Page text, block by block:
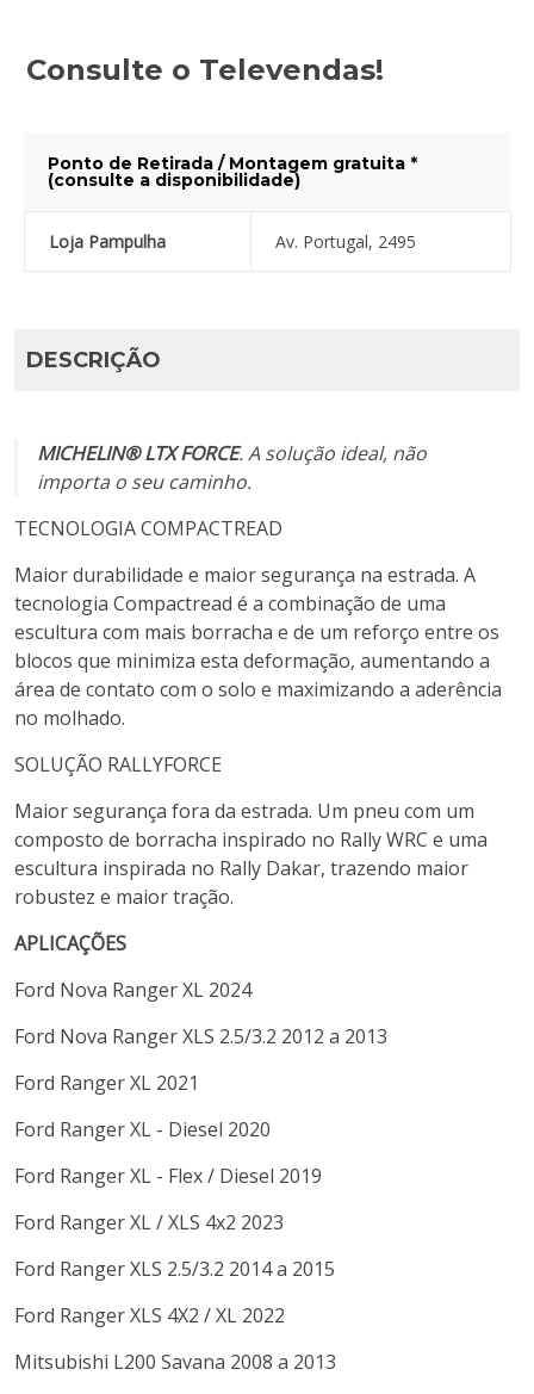
Consulte o Televendas!
Ponto de Retirada / Montagem gratuita *
(consulte a disponibilidade)
Loja Pampulha Av. Portugal, 2495
DESCRIÇÃO
MICHELIN® LTX FORCE. A solução ideal, não
importa o seu caminho.
TECNOLOGIA COMPACTREAD
Maior durabilidade e maior segurança na estrada. A
tecnologia Compactread é a combinação de uma
escultura com mais borracha e de um reforço entre os
blocos que minimiza esta deformação, aumentando a
área de contato com o solo e maximizando a aderência
no molhado.
SOLUÇÃO RALLYFORCE
Maior segurança fora da estrada. Um pneu com um
composto de borracha inspirado no Rally WRC e uma
escultura inspirada no Rally Dakar, trazendo maior
robustez e maior tração.
APLICAÇÕES
Ford Nova RangerXL 2024
Ford Nova RangerXLS 2.5/3.2 2012 a 2013
Ford RangerXL 2021
Ford RangerXL - Diesel 2020
Ford RangerXL - Flex / Diesel 2019
Ford RangerXL / XLS 4x2 2023
Ford RangerXLS 2.5/3.2 2014 a 2015
Ford RangerXLS 4X2 / XL 2022
Mitsubishi L200 Savana 2008 a 2013